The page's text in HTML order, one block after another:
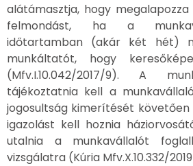
alátámasztja, hogy
felmondást, ha a
időtartamban (akár két hét)
munkáltatót, hogy
(Mfv.I.10.042/2017/9). A
tájékoztatnia kell a
jogosultság kimerítését
igazolást kell hoznia
utalnia a munkavállalót
vizsgálatra (Kúria Mfv.X.10.332/